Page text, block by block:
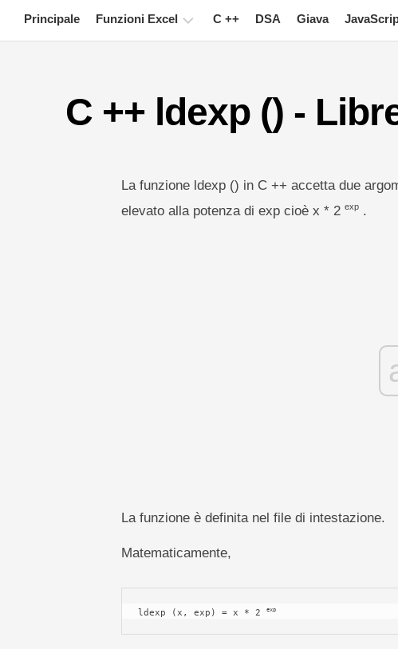
content
Principale Funzioni Excel
Suggerimenti
su
C ++ DSA Giava
C ++ ldexp () -
La funzione ldexp () in C ++ accetta due
elevato alla potenza di exp cioè x * 2 exp.
La funzione è definita nel file di intestazione.
Matematicamente,
ldexp (x, exp) = x * 2 exp